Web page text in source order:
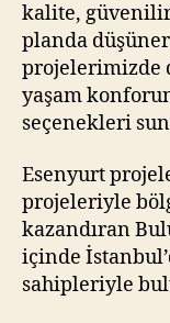
kalite,
planda
projelerimizde
yaşam
seçenekleri
Esenyurt
projeleriyle
kazandıran
içinde
sahipleriyle